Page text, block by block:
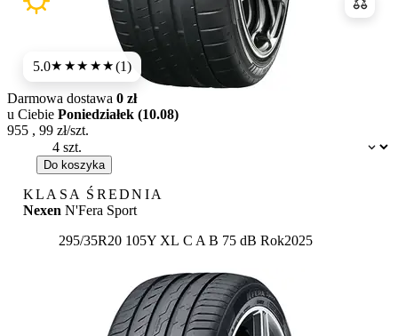
5.0★★★★★(1)
Dostępność:
Darmowa dostawa 0 zł
u Ciebie Poniedziałek (10.08)
955 , 99 zł/szt.
Do koszyka
KLASA ŚREDNIA
Nexen N'Fera Sport
295/35R20 105Y XL Etykieta:
C A B 75 dB Rok2025